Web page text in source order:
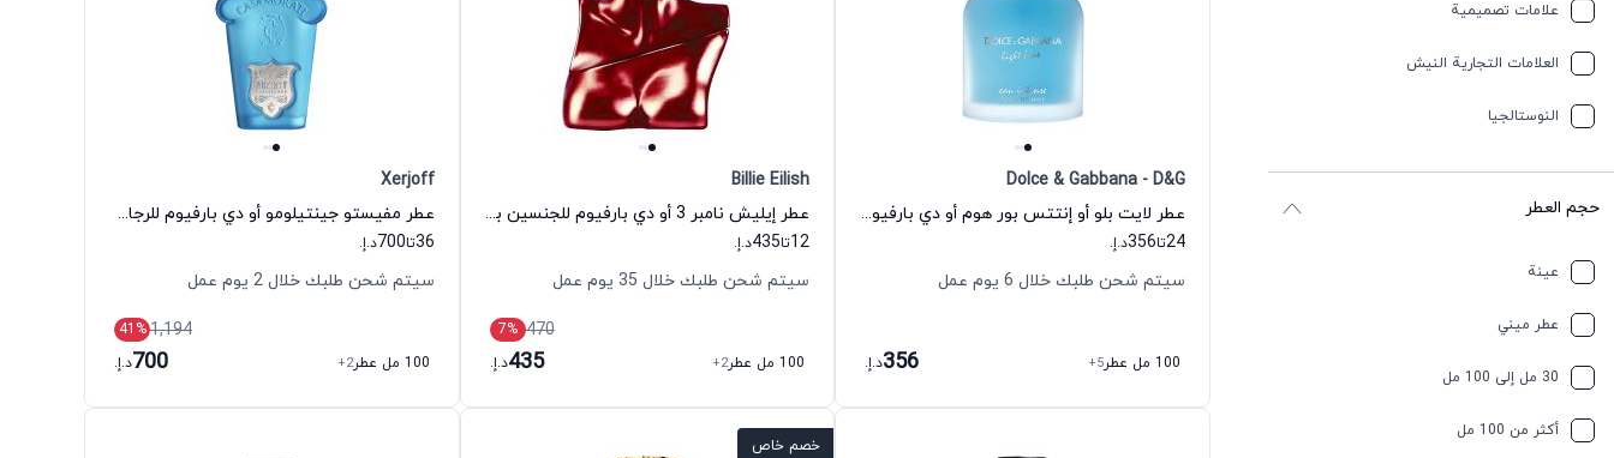
علامات تصميمية
العلامات التجارية النيش
النوستالجيا
حجم العطر
عينة
عطر ميني
30 مل إلى 100 مل
أكثر من 100 مل
Dolce & Gabbana - D&G
عطر لايت بلو أو إنتتس بور هوم أو دي بارفيوم للرجال دولتشي اند غابانا
24تا356د.إ.
سيتم شحن طلبك خلال 6 يوم عمل
100 مل عطر +5
356د.إ.
Billie Eilish
عطر إيليش نامبر 3 أو دي بارفيوم للجنسين بيلي ايليش
12تا435د.إ.
سيتم شحن طلبك خلال 35 يوم عمل
470
7%
100 مل عطر
+2
435د.إ.
Xerjoff
عطر مفيستو جينتيلومو أو دي بارفيوم للرجال زيرجوف
36تا700د.إ.
سيتم شحن طلبك خلال 2 يوم عمل
1,194
41 %
100 مل عطر
+2
700د.إ.
خصم خاص